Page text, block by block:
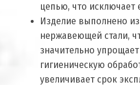
цепью, что исключает
Изделие выполнено из
нержавеющей стали,
значительно
гигиеническую
увеличивает срок